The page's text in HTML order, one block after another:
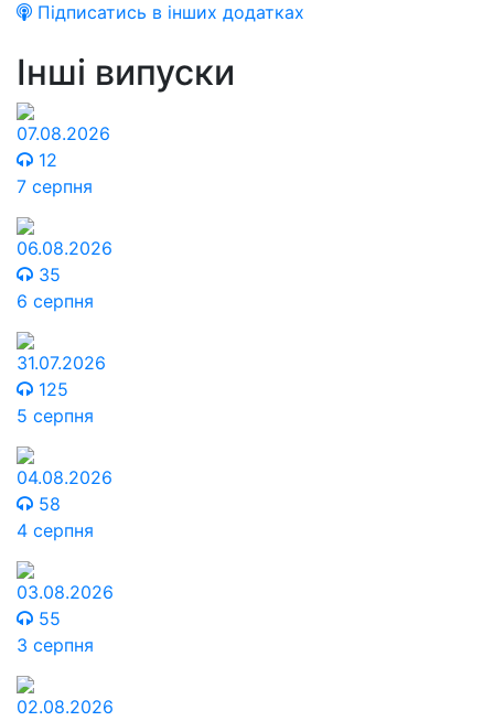
Підписатись в інших додатках
Інші випуски
07.08.2026
12
7 серпня
06.08.2026
35
6 серпня
31.07.2026
125
5 серпня
04.08.2026
58
4 серпня
03.08.2026
55
3 серпня
02.08.2026